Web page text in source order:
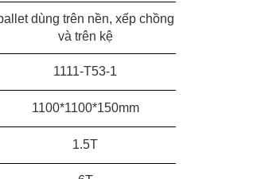
dùng trên nền, xếp chồng
và trên kệ
1111-T53-1
1100*1100*150mm
1.5T